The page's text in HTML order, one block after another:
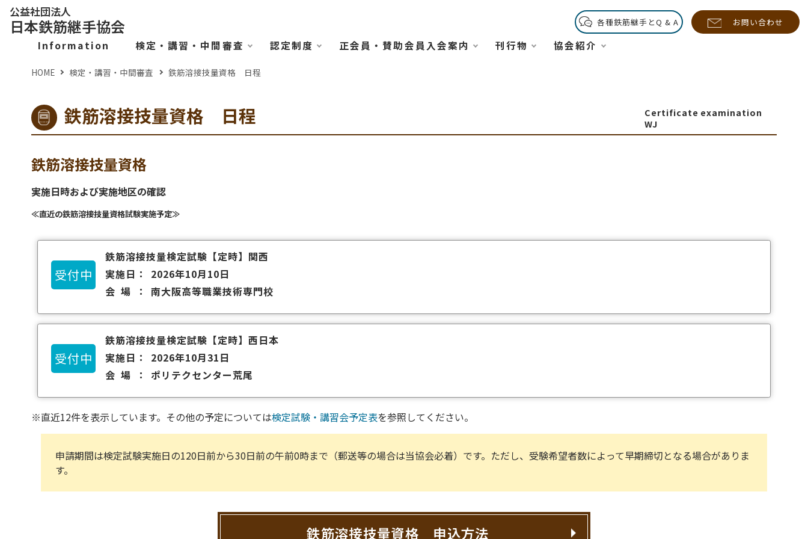
公益社団法人
日本鉄筋継手協会 各種鉄筋継手とQ & A お問い合わせ
Information 検定・講習・中間審査 認定制度 正会員・賛助会員入会案内 刊行物 協会紹介
HOME 検定・講習・中間審査 鉄筋溶接技量資格 日程
鉄筋溶接技量資格 日程
Certificate examination
WJ
鉄筋溶接技量資格
実施日時および実施地区の確認
≪直近の鉄筋溶接技量資格試験実施予定≫
受付中
鉄筋溶接技量検定試験 【定時】 関西
実施日
2026年10月10日
会場
南大阪高等職業技術専門校
受付中
鉄筋溶接技量検定試験 【定時】 西日本
実施日
2026年10月31日
会場
ポリテクセンター荒尾
※直近12件を表示しています。その他の予定については検定試験・講習会予定表を参照してください。
申請期間は検定試験実施日の120日前から30日前の午前0時まで（郵送等の場合は当協会必着）です。ただし、受験希望者数によって早期締切となる場合がありま
す。
鉄筋溶接技量資格 申込方法